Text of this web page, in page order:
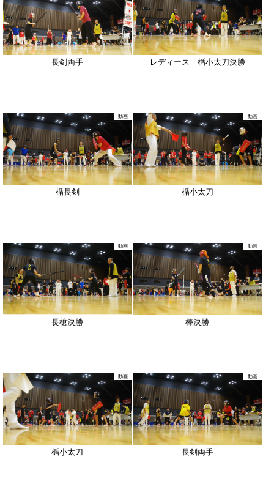
長剣両手 レディース 楯小太刀決勝
動画
楯長剣
動画
楯小太刀
動画
長槍決勝
動画
棒決勝
動画
楯小太刀
動画
長剣両手